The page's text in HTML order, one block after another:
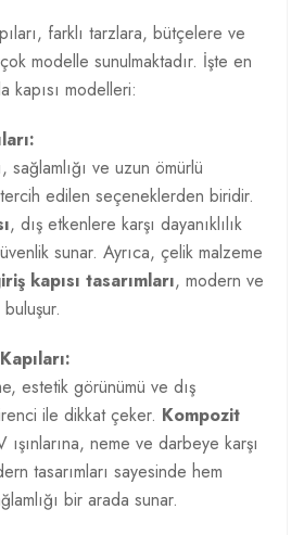
farklı tarzlara, bütçelere ve
modelle sunulmaktadır. İşte en
kapısı modelleri:
sağlamlığı ve uzun ömürlü
edilen seçeneklerden biridir.
, dış etkenlere karşı dayanıklılık
sunar. Ayrıca, çelik malzeme
kapısı tasarımları, modern ve
estetik görünümü ve dış
ile dikkat çeker. Kompozit
ışınlarına, neme ve darbeye karşı
tasarımları sayesinde hem
bir arada sunar.